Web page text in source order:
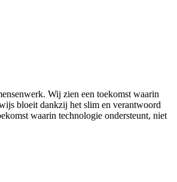
Wij zien een toekomst waarin
bloeit dankzij het slim en verantwoord
waarin technologie ondersteunt, niet